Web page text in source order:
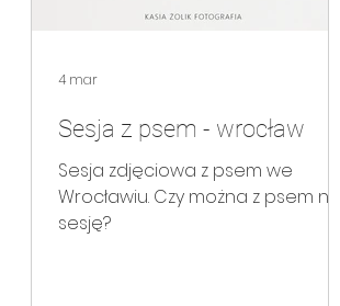
Sesja z psem - wrocław
Sesja zdjęciowa z psem we
Wrocławiu. Czy można z psem na
sesję?
4 mar